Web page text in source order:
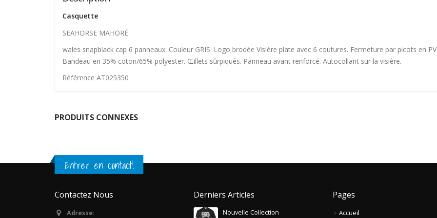
Casquette
SEAHORSE MAHORÉ
wales snapblack cap 6 panneaux. Couleur GRIS .Logo brodée Visière plate avec 6 coutures. Fermeture par picots en
Bandeau en 35% coton/65% polyester. Œillets sûrpiqués. Panneau avant renforcé. Autocollant sur la visière.
Référence AT025350
PRODUITS CONNEXES
Entrer en contact!
Contactez Nous
Adresse:
Derniers Articles
Nouvelle Collection
Pages
Accueil